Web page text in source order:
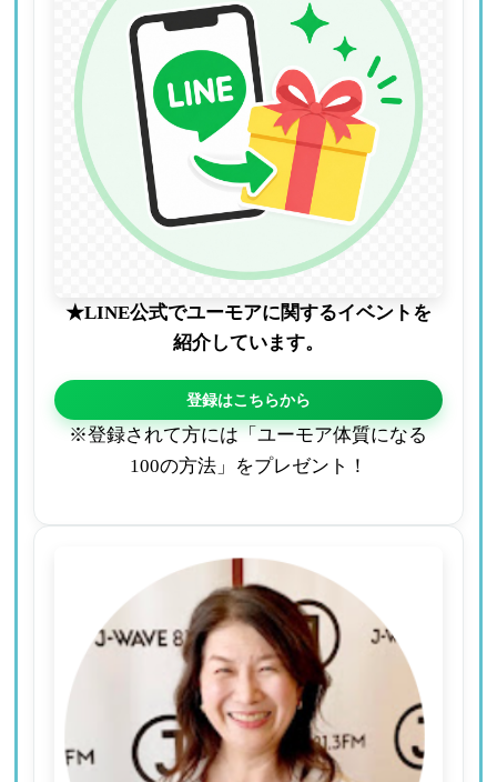
★LINE公式でユーモアに関するイベントを
紹介しています。
登録はこちらから
※登録されて方には「ユーモア体質になる
100の方法」をプレゼント！